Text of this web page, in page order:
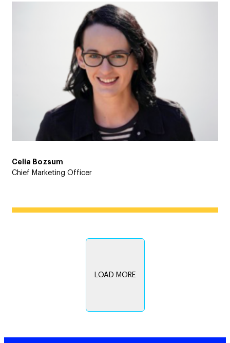
Celia Bozsum
Chief Marketing Officer
LOAD MORE